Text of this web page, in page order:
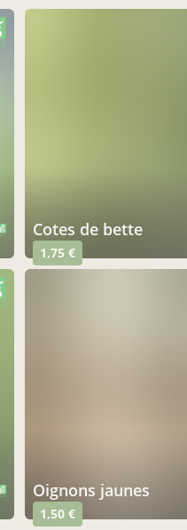
cotes de bette
1,75 €
oignons jaunes
1,50 €